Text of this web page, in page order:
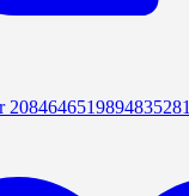
2084646519894835281